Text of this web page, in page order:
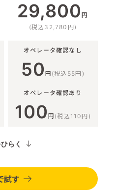
29,800円
(税込32,780円)
オペレータ確認なし
50円 (税込55円)
オペレータ確認あり
100円 (税込110円)
らく
試す